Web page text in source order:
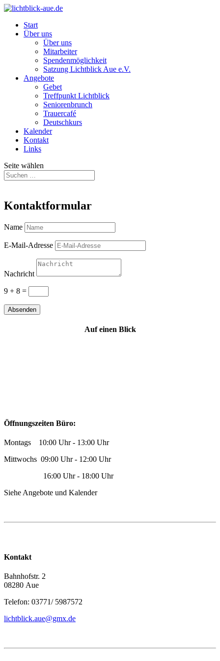
Start
Über uns
Über uns
Mitarbeiter
Spendenmöglichkeit
Satzung Lichtblick Aue e.V.
Angebote
Gebet
Treffpunkt Lichtblick
Seniorenbrunch
Trauercafé
Deutschkurs
Kalender
Kontakt
Links
Seite wählen
Kontaktformular
Name
E-Mail-Adresse
Nachricht
9 + 8 =
Absenden
Auf einen Blick
Öffnungszeiten Büro:
Montags 10:00 Uhr - 13:00 Uhr
Mittwochs 09:00 Uhr - 12:00 Uhr
16:00 Uhr - 18:00 Uhr
Siehe Angebote und Kalender
Kontakt
Bahnhofstr. 2
08280 Aue
Telefon: 03771/ 5987572
lichtblick.aue@gmx.de